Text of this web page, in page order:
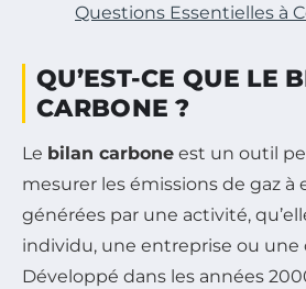
Questions Essentielles à
QU’EST-CE QUE LE
CARBONE ?
Le bilan carbone est un outil
mesurer les émissions de gaz à
générées par une activité,
individu, une entreprise ou une
Développé dans les années